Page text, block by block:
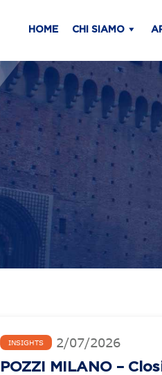
HOME CHI SIAMO
INSIGHTS 2/07/2026
POZZI MILANO –